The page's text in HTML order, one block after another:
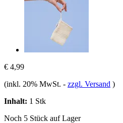
€ 4,99
(inkl. 20% MwSt. - zzgl. Versand )
Inhalt: 1 Stk
Noch 5 Stück auf Lager